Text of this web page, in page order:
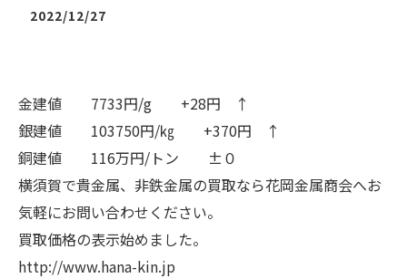
2022/12/27
金建値 7733円/g +28円 ↑
銀建値 103750円/㎏ +370円 ↑
銅建値 116万円/トン ±０
横須賀で貴金属、非鉄金属の買取なら花岡金属商会へお
気軽にお問い合わせください。
買取価格の表示始めました。
http://www.hana-kin.jp